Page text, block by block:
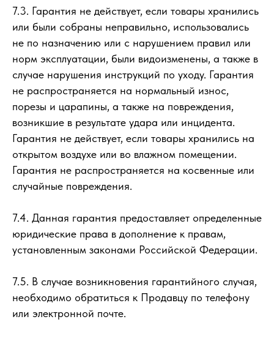
7.3. Гарантия не действует, если товары хранились
или были собраны неправильно, использовались
не по назначению или с нарушением правил или
норм эксплуатации, были видоизменены, а также в
случае нарушения инструкций по уходу. Гарантия
не распространяется на нормальный износ,
порезы и царапины, а также на повреждения,
возникшие в результате удара или инцидента.
Гарантия не действует, если товары хранились на
открытом воздухе или во влажном помещении.
Гарантия не распространяется на косвенные или
случайные повреждения.
7.4. Данная гарантия предоставляет определенные
юридические права в дополнение к правам,
установленным законами Российской Федерации.
7.5. В случае возникновения гарантийного случая,
необходимо обратиться к Продавцу по телефону
или электронной почте.